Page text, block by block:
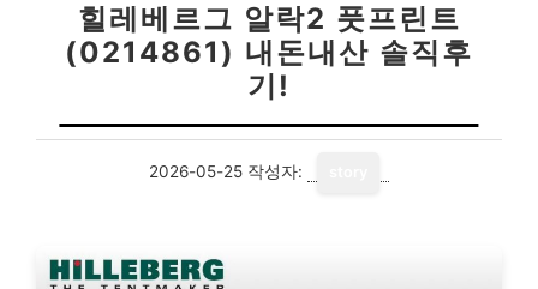
힐레베르그 알락2 풋프린트
(0214861) 내돈내산 솔직후
기!
2026-05-25 작성자: